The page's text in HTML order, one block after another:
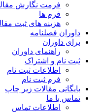
فرمت نگارش مقاله
فرم ها
هزینه های ثبت مقاله
داوران فصلنامه
برای داوران
راهنمای داوران
ثبت نام و اشتراک
اطلاعات ثبت نام
فرم ثبت نام
بایگانی مقالات زیر چاپ
تماس با ما
اطلاعات تماس